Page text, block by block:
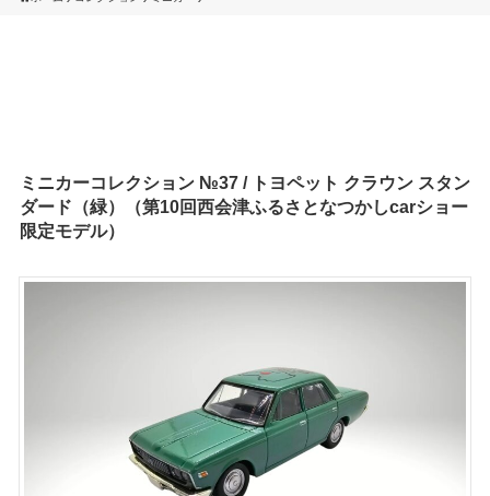
ミニカーコレクション №37 / トヨペット クラウン スタン
ダード（緑）（第10回西会津ふるさとなつかしcarショー
限定モデル）